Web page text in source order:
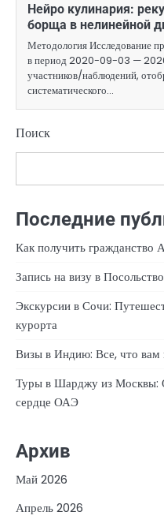
Нейро кулинария:
борща в нелинейной
Методология Исследование
в период 2020-09-03 —
участников/наблюдений,
систематического…
Поиск
Последние
Как получить гражданство
Запись на визу в
Экскурсии в Сочи:
курорта
Визы в Индию: Все, что вам
Туры в Шарджу из Москвы:
сердце ОАЭ
Архив
Май 2026
Апрель 2026